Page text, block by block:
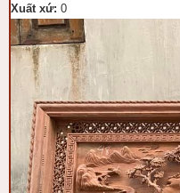
Xuất xứ: 0